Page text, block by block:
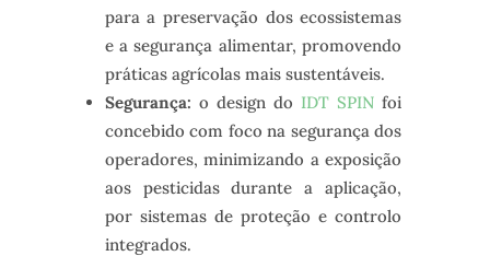
para a preservação dos ecossistemas
e a segurança alimentar, promovendo
práticas agrícolas mais sustentáveis.
Segurança: o design do IDT SPIN foi
concebido com foco na segurança dos
operadores, minimizando a exposição
aos pesticidas durante a aplicação,
por sistemas de proteção e controlo
integrados.